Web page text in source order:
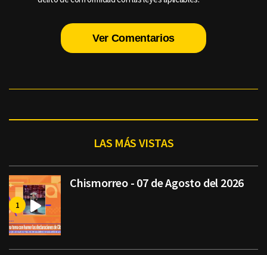
Ver Comentarios
LAS MÁS VISTAS
Chismorreo - 07 de Agosto del 2026